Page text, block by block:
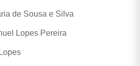
de Sousa e Silva
Lopes Pereira